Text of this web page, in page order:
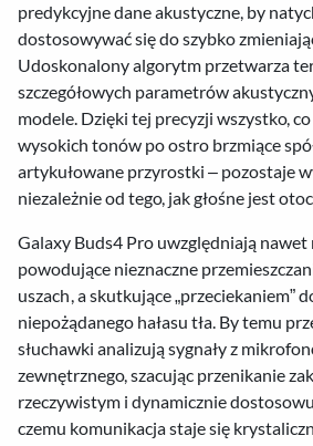
predykcyjne dane akustyczne, by
dostosowywać się do szybko
Udoskonalony algorytm przetwarza
szczegółowych parametrów
modele. Dzięki tej precyzji wszystko,
wysokich tonów po ostro brzmiące
artykułowane przyrostki – pozostaje
niezależnie od tego, jak głośne jest
Galaxy Buds4 Pro uwzględniają nawet
powodujące nieznaczne
uszach, a skutkujące „przeciekaniem”
niepożądanego hałasu tła. By temu
słuchawki analizują sygnały z
zewnętrznego, szacując przenikanie
rzeczywistym i dynamicznie
czemu komunikacja staje się